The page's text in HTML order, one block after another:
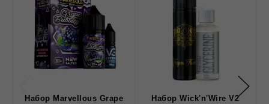
Набор Marvellous Grape
Набор Wick'n'Wire V2